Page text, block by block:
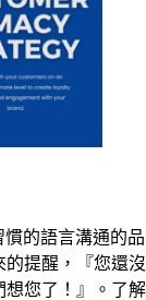
慣的語言溝通的品
提醒，『您還沒
想您了！』。了解